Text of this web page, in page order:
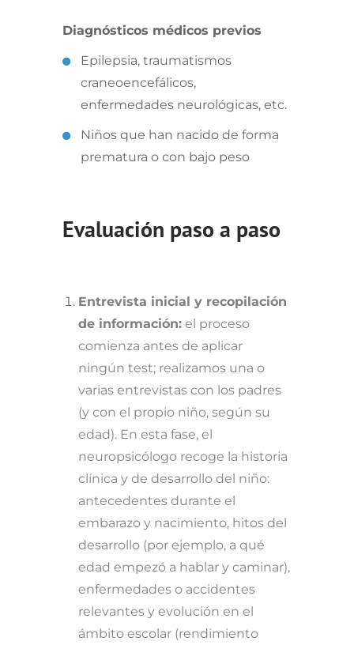
Diagnósticos médicos previos
Epilepsia, traumatismos
craneoencefálicos,
enfermedades neurológicas, etc.
Niños que han nacido de forma
prematura o con bajo peso
Evaluación paso a paso
Entrevista inicial y recopilación
de información: el proceso
comienza antes de aplicar
ningún test; realizamos una o
varias entrevistas con los padres
(y con el propio niño, según su
edad). En esta fase, el
neuropsicólogo recoge la historia
clínica y de desarrollo del niño:
antecedentes durante el
embarazo y nacimiento, hitos del
desarrollo (por ejemplo, a qué
edad empezó a hablar y caminar),
enfermedades o accidentes
relevantes y evolución en el
ámbito escolar (rendimiento